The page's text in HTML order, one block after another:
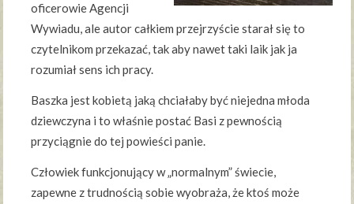
oficerowie Agencji
Wywiadu, ale autor całkiem przejrzyście starał się to
czytelnikom przekazać, tak aby nawet taki laik jak ja
rozumiał sens ich pracy.
Baszka jest kobietą jaką chciałaby być niejedna młoda
dziewczyna i to właśnie postać Basi z pewnością
przyciągnie do tej powieści panie.
Człowiek funkcjonujący w „normalnym” świecie,
zapewne z trudnością sobie wyobraża, że ktoś może